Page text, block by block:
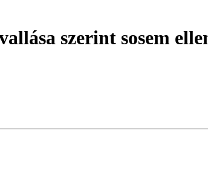
szerint sosem